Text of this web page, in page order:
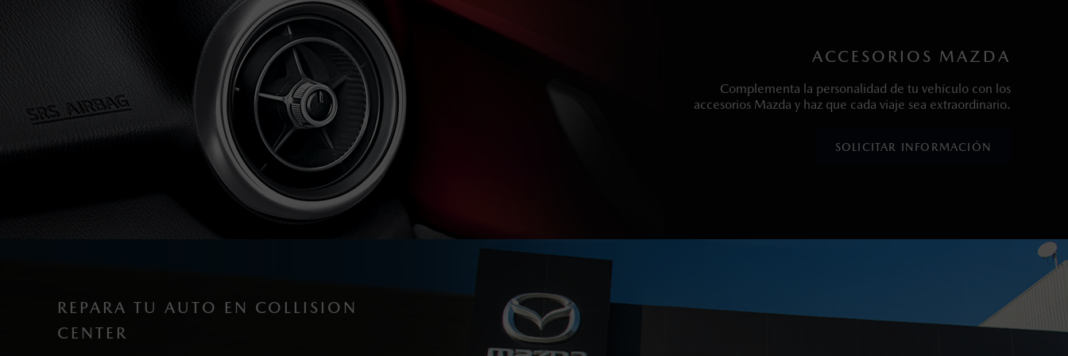
ACCESORIOS MAZDA
Complementa la personalidad de tu vehículo con los
accesorios Mazda y haz que cada viaje sea extraordinario.
SOLICITAR INFORMACIÓN
REPARA TU AUTO EN COLLISION
CENTER